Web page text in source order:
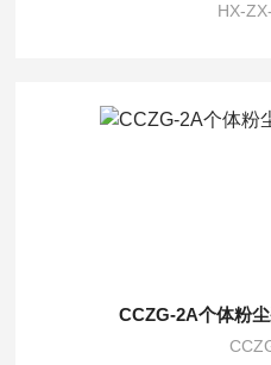
HX-
CCZG-2A个体粉